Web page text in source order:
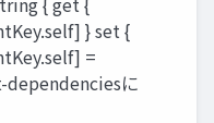
} set {
=
dependenciesに